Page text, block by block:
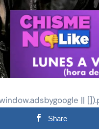
||
Share